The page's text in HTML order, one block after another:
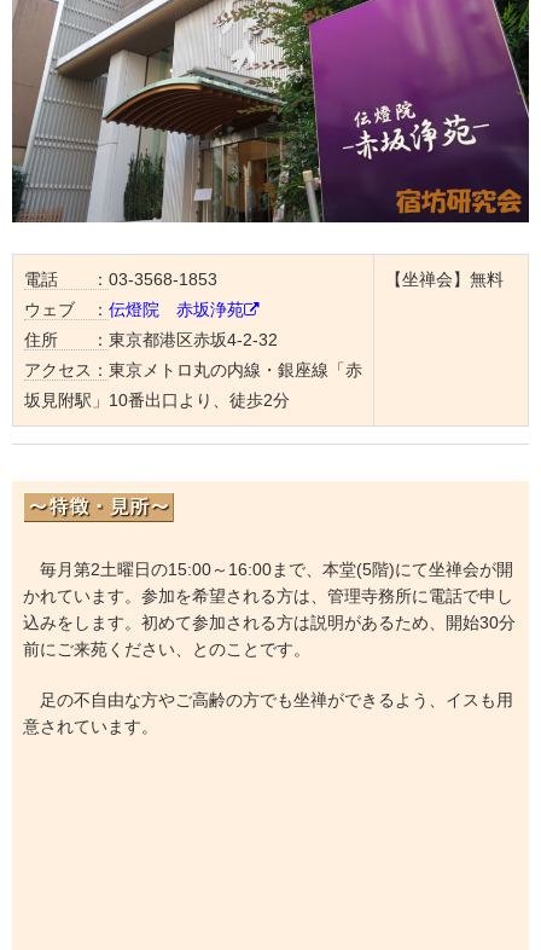
電話 ： 03-3568-1853
ウェブ ： 伝燈院 赤坂浄苑
住所 ： 東京都港区赤坂4-2-32
アクセス： 東京メトロ丸の内線・銀座線「赤
坂見附駅」10番出口より、徒歩2分
【坐禅会】無料
毎月第2土曜日の15:00～16:00まで、本堂(5階)にて坐禅会が開
かれています。参加を希望される方は、管理寺務所に電話で申し
込みをします。初めて参加される方は説明があるため、開始30分
前にご来苑ください、とのことです。
足の不自由な方やご高齢の方でも坐禅ができるよう、イスも用
意されています。